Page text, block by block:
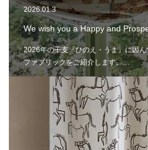
2026.01.3
We wish you a Happy and
2026年の干支『ひのえ・うま』に因
ファブリックをご紹介します。…